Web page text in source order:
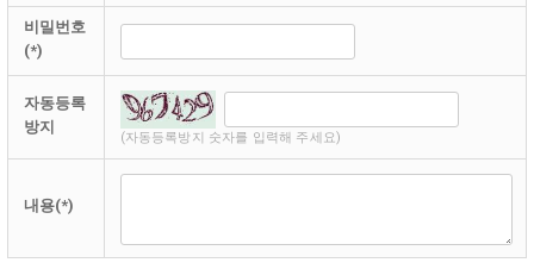
비밀번호
(*)
자동등록
방지
(자동등록방지 숫자를 입력해 주세요)
내용(*)